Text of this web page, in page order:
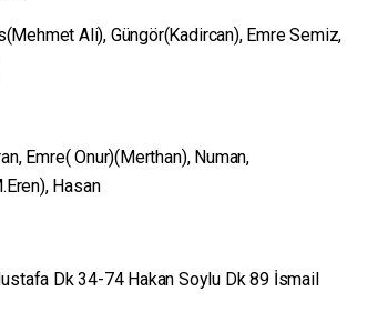
Ali), Güngör(Kadircan), Emre Semiz,
Emre( Onur)(Merthan), Numan,
Hasan
Dk 34-74 Hakan Soylu Dk 89 İsmail